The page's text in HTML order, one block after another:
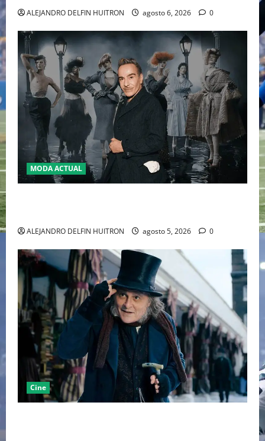
ALEJANDRO DELFIN HUITRON agosto 6, 2026 0
MODA ACTUAL
ALEJANDRO DELFIN HUITRON agosto 5, 2026 0
Cine